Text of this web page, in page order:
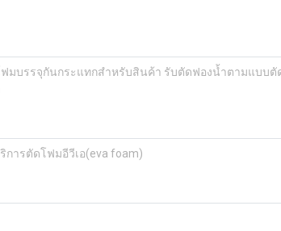
บรรจุกันกระแทกสำหรับสินค้า รับตัดฟองน้ำตามแบบตั
ารตัดโฟมอีวีเอ(eva foam)